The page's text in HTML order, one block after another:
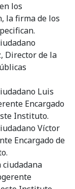
los
la firma de los
Director de la
Luis
Encargado
Instituto.
Víctor
Encargado de
ciudadana